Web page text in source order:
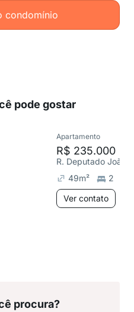
condomínio
pode gostar
Apartamento
R$ 235.000
49m² 2
Ver contato
procura?